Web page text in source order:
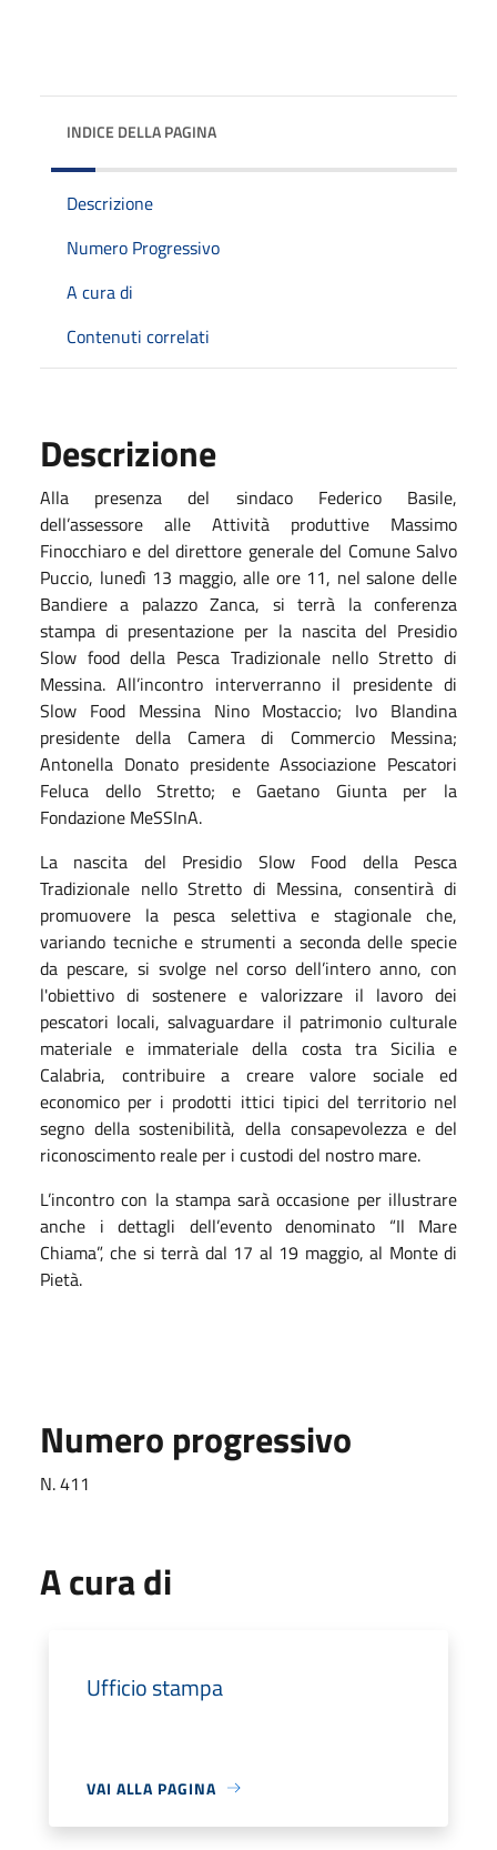
INDICE DELLA PAGINA
Descrizione
Numero Progressivo
A cura di
Contenuti correlati
Descrizione
Alla presenza del sindaco Federico Basile,
dell’assessore alle Attività produttive Massimo
Finocchiaro e del direttore generale del Comune Salvo
Puccio, lunedì 13 maggio, alle ore 11, nel salone delle
Bandiere a palazzo Zanca, si terrà la conferenza
stampa di presentazione per la nascita del Presidio
Slow food della Pesca Tradizionale nello Stretto di
Messina. All’incontro interverranno il presidente di
Slow Food Messina Nino Mostaccio; Ivo Blandina
presidente della Camera di Commercio Messina;
Antonella Donato presidente Associazione Pescatori
Feluca dello Stretto; e Gaetano Giunta per la
Fondazione MeSSInA.
La nascita del Presidio Slow Food della Pesca
Tradizionale nello Stretto di Messina, consentirà di
promuovere la pesca selettiva e stagionale che,
variando tecniche e strumenti a seconda delle specie
da pescare, si svolge nel corso dell’intero anno, con
l'obiettivo di sostenere e valorizzare il lavoro dei
pescatori locali, salvaguardare il patrimonio culturale
materiale e immateriale della costa tra Sicilia e
Calabria, contribuire a creare valore sociale ed
economico per i prodotti ittici tipici del territorio nel
segno della sostenibilità, della consapevolezza e del
riconoscimento reale per i custodi del nostro mare.
L’incontro con la stampa sarà occasione per illustrare
anche i dettagli dell’evento denominato “Il Mare
Chiama”, che si terrà dal 17 al 19 maggio, al Monte di
Pietà.
Numero progressivo
N. 411
A cura di
Ufficio stampa
VAI ALLA PAGINA